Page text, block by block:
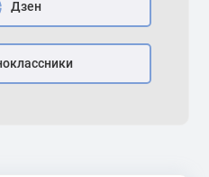
Дзен